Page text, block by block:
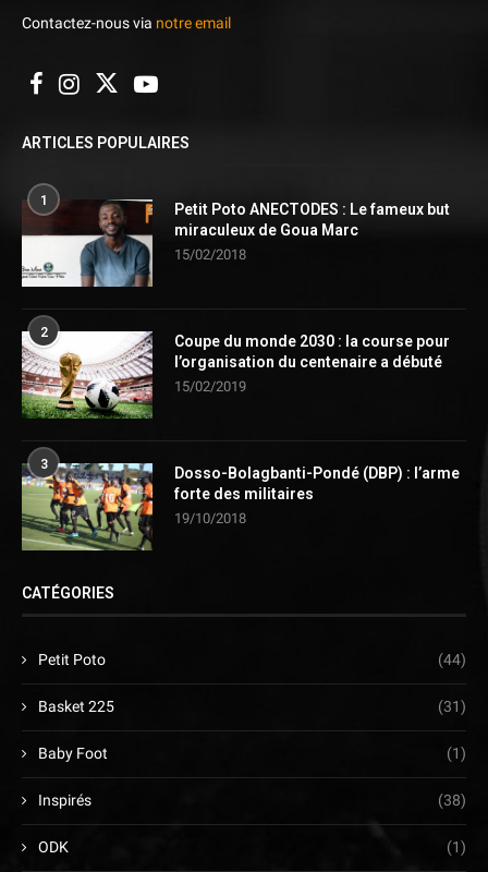
Contactez-nous via notre email
ARTICLES POPULAIRES
1
Petit Poto ANECTODES : Le fameux but
miraculeux de Goua Marc
15/02/2018
2
Coupe du monde 2030 : la course pour
l’organisation du centenaire a débuté
15/02/2019
3
Dosso-Bolagbanti-Pondé (DBP) : l’arme
forte des militaires
19/10/2018
CATÉGORIES
Petit Poto (44)
Basket 225 (31)
Baby Foot (1)
Inspirés (38)
ODK (1)